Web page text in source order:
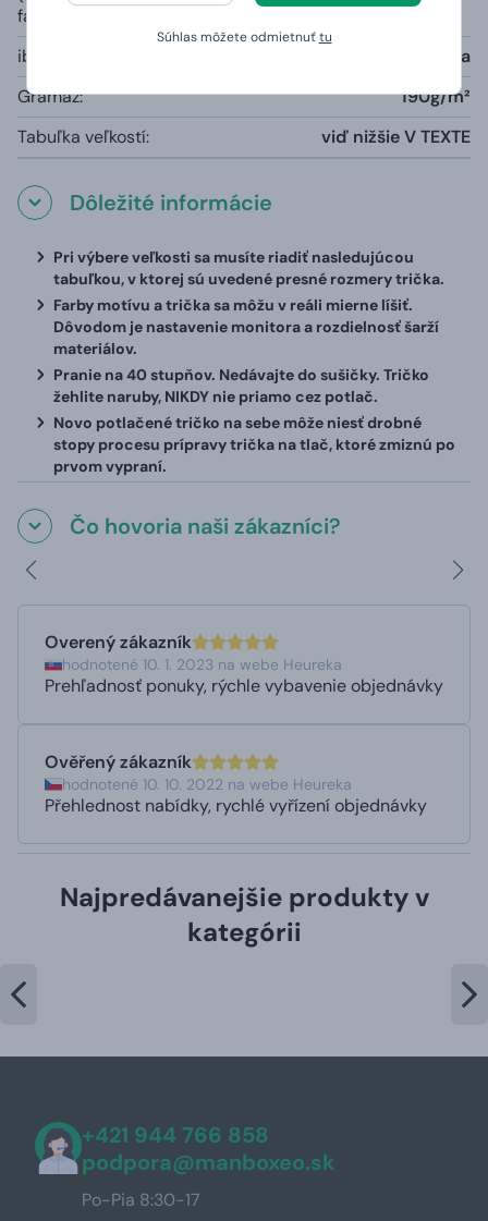
Súhlas môžete odmietnuťtu
farby):
iba šedá farba melange:
85% bavlna, 15% viskóza
Gramáž:
190g/m²
Tabuľka veľkostí:
viď nižšie V TEXTE
Dôležité informácie
Pri výbere veľkosti sa musíte riadiť nasledujúcou
tabuľkou, v ktorej sú uvedené presné rozmery trička.
Farby motívu a trička sa môžu v reáli mierne líšiť.
Dôvodom je nastavenie monitora a rozdielnosť šarží
materiálov.
Pranie na 40 stupňov. Nedávajte do sušičky. Tričko
žehlite naruby, NIKDY nie priamo cez potlač.
Novo potlačené tričko na sebe môže niesť drobné
stopy procesu prípravy trička na tlač, ktoré zmiznú po
prvom vypraní.
Čo hovoria naši zákazníci?
Overený zákazník
hodnotené 10. 1. 2023 na webe Heureka
Prehľadnosť ponuky, rýchle vybavenie objednávky
Ověřený zákazník
hodnotené 10. 10. 2022 na webe Heureka
Přehlednost nabídky, rychlé vyřízení objednávky
Najpredávanejšie produkty v
kategórii
+421 944 766 858
podpora@manboxeo.sk
Po-Pia 8:30-17